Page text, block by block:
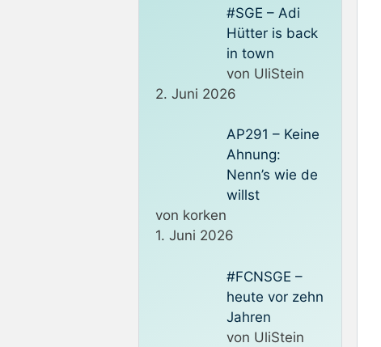
#SGE – Adi
Hütter is back
in town
von UliStein
2. Juni 2026
AP291 – Keine
Ahnung:
Nenn’s wie de
willst
von korken
1. Juni 2026
#FCNSGE –
heute vor zehn
Jahren
von UliStein